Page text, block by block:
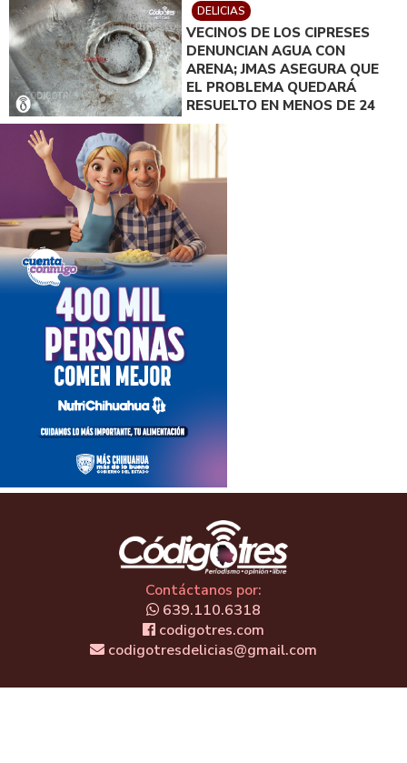
DELICIAS
VECINOS DE LOS CIPRESES
DENUNCIAN AGUA CON
ARENA; JMAS ASEGURA QUE
EL PROBLEMA QUEDARÁ
RESUELTO EN MENOS DE 24
HORAS
Contáctanos por:
639.110.6318
codigotres.com
codigotresdelicias@gmail.com